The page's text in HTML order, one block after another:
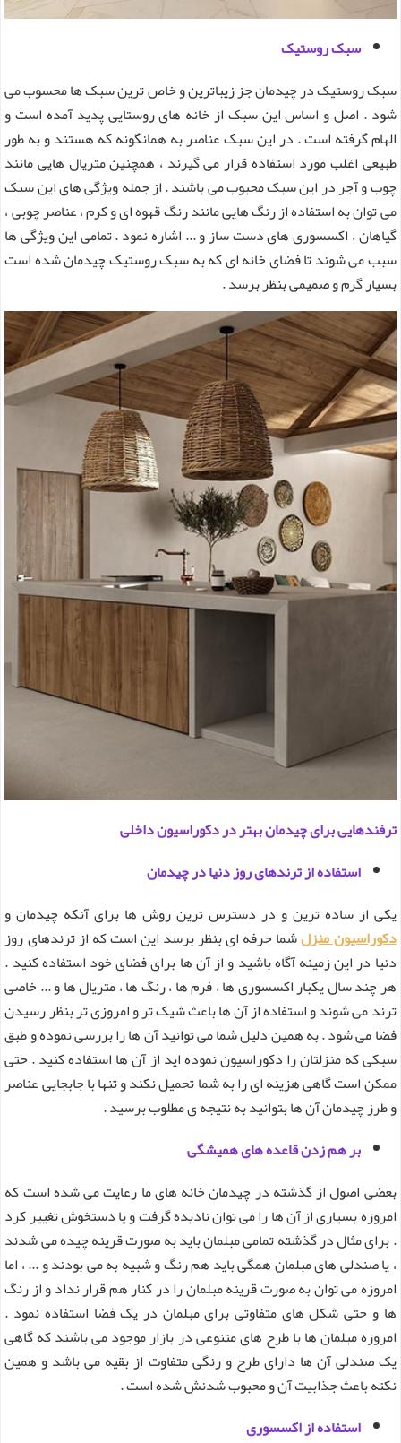
سبک روستیک
سبک روستیک در چیدمان جز زیباترین و خاص ترین سبک ها محسوب می
شود . اصل و اساس این سبک از خانه های روستایی پدید آمده است و
الهام گرفته است . در این سبک عناصر به همانگونه که هستند و به طور
طبیعی اغلب مورد استفاده قرار می گیرند ، همچنین متریال هایی مانند
چوب و آجر در این سبک محبوب می باشند . از جمله ویژگی های این سبک
می توان به استفاده از رنگ هایی مانند رنگ قهوه ای و کرم ، عناصر چوبی ،
گیاهان ، اکسسوری های دست ساز و ... اشاره نمود . تمامی این ویژگی ها
سبب می شوند تا فضای خانه ای که به سبک روستیک چیدمان شده است
بسیار گرم و صمیمی بنظر برسد .
ترفندهایی برای چیدمان بهتر در دکوراسیون داخلی
استفاده از ترندهای روز دنیا در چیدمان
یکی از ساده ترین و در دسترس ترین روش ها برای آنکه چیدمان و
دکوراسیون منزلشما حرفه ای بنظر برسد این است که از ترندهای روز
دنیا در این زمینه آگاه باشید و از آن ها برای فضای خود استفاده کنید .
هر چند سال یکبار اکسسوری ها ، فرم ها ، رنگ ها ، متریال ها و ... خاصی
ترند می شوند و استفاده از آن ها باعث شیک تر و امروزی تر بنظر رسیدن
فضا می شود . به همین دلیل شما می توانید آن ها را بررسی نموده و طبق
سبکی که منزلتان را دکوراسیون نموده اید از آن ها استفاده کنید . حتی
ممکن است گاهی هزینه ای را به شما تحمیل نکند و تنها با جابجایی عناصر
و طرز چیدمان آن ها بتوانید به نتیجه ی مطلوب برسید .
بر هم زدن قاعده های همیشگی
بعضی اصول از گذشته در چیدمان خانه های ما رعایت می شده است که
امروزه بسیاری از آن ها را می توان نادیده گرفت و یا دستخوش تغییر کرد
. برای مثال در گذشته تمامی مبلمان باید به صورت قرینه چیده می شدند
، یا صندلی های مبلمان همگی باید هم رنگ و شبیه به می بودند و ... ، اما
امروزه می توان به صورت قرینه مبلمان را در کنار هم قرار نداد و از رنگ
ها و حتی شکل های متفاوتی برای مبلمان در یک فضا استفاده نمود .
امروزه مبلمان ها با طرح های متنوعی در بازار موجود می باشند که گاهی
یک صندلی آن ها دارای طرح و رنگی متفاوت از بقیه می باشد و همین
نکته باعث جذابیت آن و محبوب شدنش شده است .
استفاده از اکسسوری